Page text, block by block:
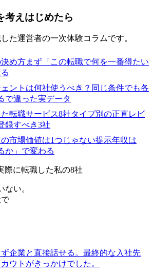
考えはじめたら
た運営者の一次体験コラムです。
め方まず「この転職で何を一番得たい
ントは何社使うべき？ 同じ条件でも各
で違った実データ
転職サービス8社タイプ別の正直レビ
録すべき3社
市場価値は1つじゃない提示年収は
か」で変わる
際に転職した私の8社
ない。
で
企業と直接話せる。最終的な入社先
ウトがきっかけでした。